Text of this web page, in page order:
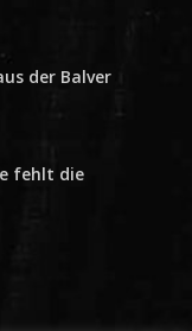
der Balver
fehlt die